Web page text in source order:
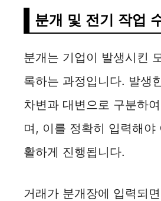
분개 및 전기 작업
분개는 기업이 발생시킨
록하는 과정입니다. 발생
차변과 대변으로 구분하
며, 이를 정확히 입력해야
활하게 진행됩니다.
거래가 분개장에 입력되